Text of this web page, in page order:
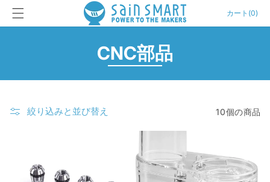
コンテン
ツに進む
カート (0)
ー
コ
レ
シ
CNC部品
絞り込みと並び替え 10個の商品